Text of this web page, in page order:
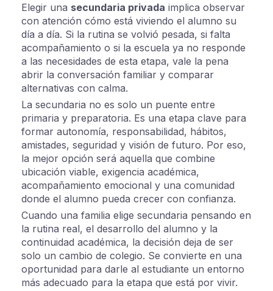
Elegir una secundaria privada implica observar
con atención cómo está viviendo el alumno su
día a día. Si la rutina se volvió pesada, si falta
acompañamiento o si la escuela ya no responde
a las necesidades de esta etapa, vale la pena
abrir la conversación familiar y comparar
alternativas con calma.
La secundaria no es solo un puente entre
primaria y preparatoria. Es una etapa clave para
formar autonomía, responsabilidad, hábitos,
amistades, seguridad y visión de futuro. Por eso,
la mejor opción será aquella que combine
ubicación viable, exigencia académica,
acompañamiento emocional y una comunidad
donde el alumno pueda crecer con confianza.
Cuando una familia elige secundaria pensando en
la rutina real, el desarrollo del alumno y la
continuidad académica, la decisión deja de ser
solo un cambio de colegio. Se convierte en una
oportunidad para darle al estudiante un entorno
más adecuado para la etapa que está por vivir.